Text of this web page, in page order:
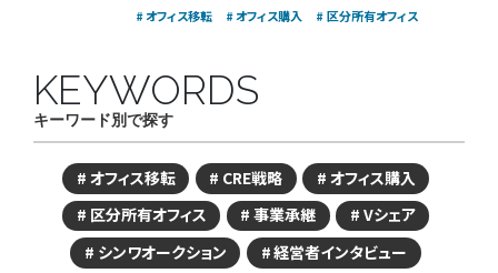
オフィス移転 オフィス購入 区分所有オフィス
キーワード別で探す
KEYWORDS
オフィス移転 CRE戦略
オフィス購入
区分所有オフィス
事業承継
Vシェア
シンワオークション
経営者インタビュー